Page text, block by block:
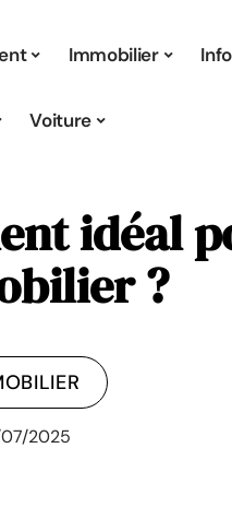
Immobilier
Voiture
idéal
?
2025